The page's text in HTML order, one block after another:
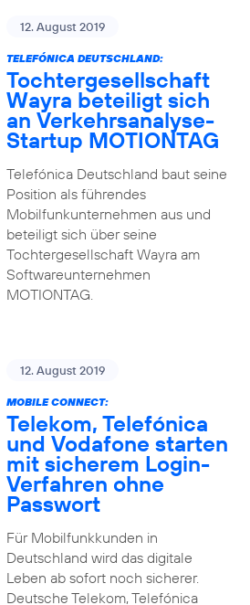
12. August 2019
TELEFÓNICA DEUTSCHLAND:
Tochtergesellschaft
Wayra beteiligt sich
an Verkehrsanalyse-
Startup MOTIONTAG
Telefónica Deutschland baut seine
Position als führendes
Mobilfunkunternehmen aus und
beteiligt sich über seine
Tochtergesellschaft Wayra am
Softwareunternehmen
MOTIONTAG.
12. August 2019
MOBILE CONNECT:
Telekom, Telefónica
und Vodafone starten
mit sicherem Login-
Verfahren ohne
Passwort
Für Mobilfunkkunden in
Deutschland wird das digitale
Leben ab sofort noch sicherer.
Deutsche Telekom, Telefónica